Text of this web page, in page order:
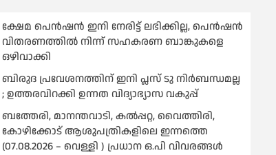
ക്ഷേമ പെൻഷൻ ഇനി നേരിട്ട് ലഭിക്കില്ല, പെൻഷൻ
വിതരണത്തില്‍ നിന്ന് സഹകരണ ബാങ്കുകളെ
ഒഴിവാക്കി
ബിരുദ പ്രവേശനത്തിന് ഇനി പ്ലസ് ടു നിര്‍ബന്ധമല്ല
; ഉത്തരവിറക്കി ഉന്നത വിദ്യാഭ്യാസ വകുപ്പ്
ബത്തേരി, മാനന്തവാടി, കൽപ്പറ്റ, വൈത്തിരി,
കോഴിക്കോട് ആശുപത്രികളിലെ ഇന്നത്തെ
(07.08.2026 – വെള്ളി ) പ്രധാന ഒ.പി വിവരങ്ങൾ